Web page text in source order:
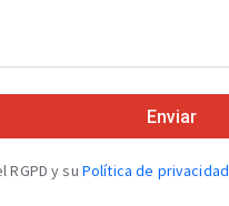
Enviar
y su Política de privacidad